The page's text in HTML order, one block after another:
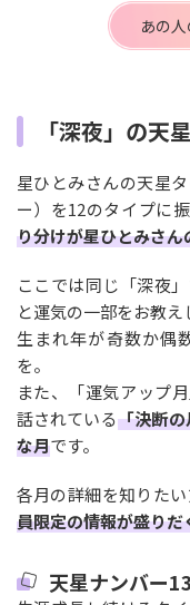
あの
「深夜」の天
星ひとみさんの天星
ー）を12のタイプに
り分けが星ひとみさ
ここでは同じ「深夜
と運気の一部をお教え
生まれ年が奇数か偶
を。
また、「運気アップ
話されている「決断
な月です。
各月の詳細を知りた
員限定の情報が盛りだ
天星ナンバー13